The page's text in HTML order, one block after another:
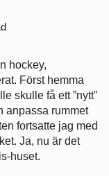
hockey,
Först hemma
skulle få ett ”nytt”
anpassa rummet
fortsatte jag med
Ja, nu är det
huset.